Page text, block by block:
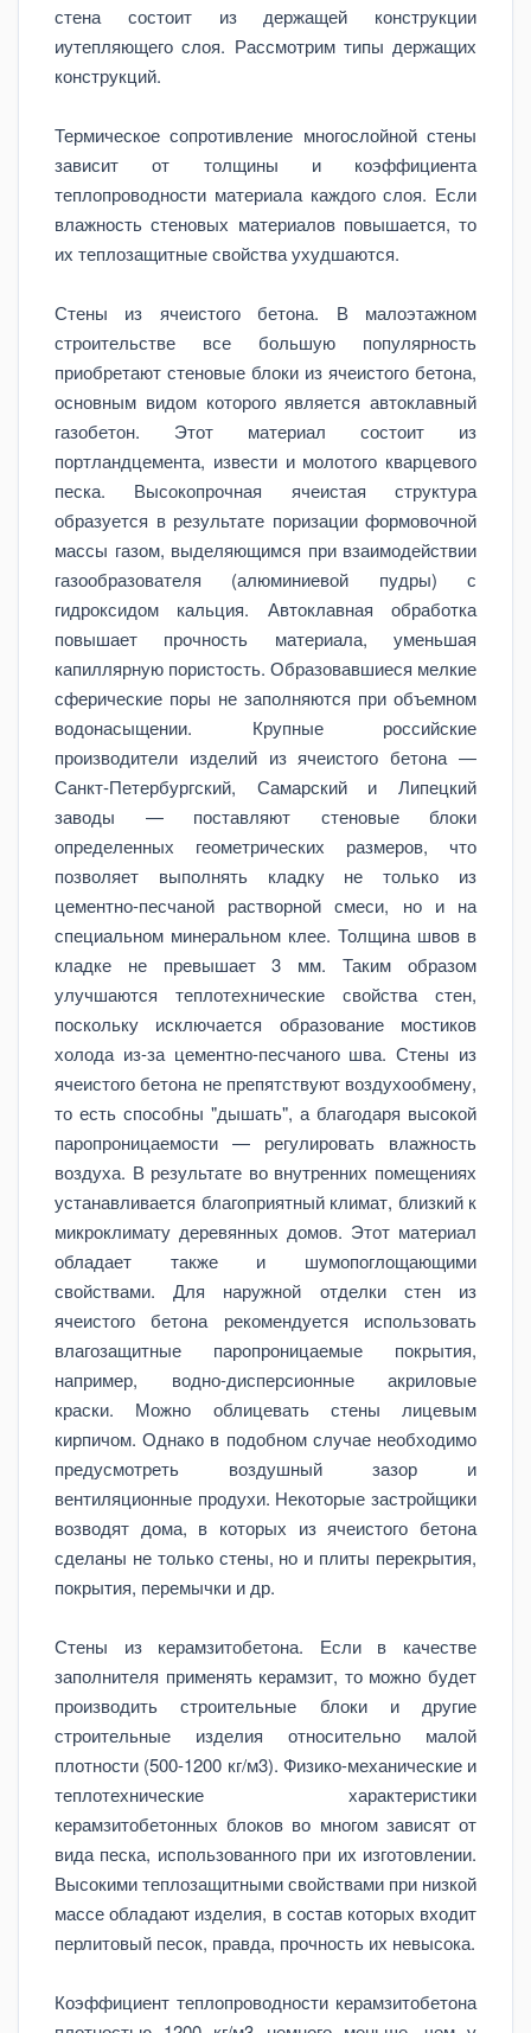
стена состоит из держащей конструкции
иутепляющего слоя. Рассмотрим типы держащих
конструкций.
Термическое сопротивление многослойной стены
зависит от толщины и коэффициента
теплопроводности материала каждого слоя. Если
влажность стеновых материалов повышается, то
их теплозащитные свойства ухудшаются.
Стены из ячеистого бетона. В малоэтажном
строительстве все большую популярность
приобретают стеновые блоки из ячеистого бетона,
основным видом которого является автоклавный
газобетон. Этот материал состоит из
портландцемента, извести и молотого кварцевого
песка. Высокопрочная ячеистая структура
образуется в результате поризации формовочной
массы газом, выделяющимся при взаимодействии
газообразователя (алюминиевой пудры) с
гидроксидом кальция. Автоклавная обработка
повышает прочность материала, уменьшая
капиллярную пористость. Образовавшиеся мелкие
сферические поры не заполняются при объемном
водонасыщении. Крупные российские
производители изделий из ячеистого бетона —
Санкт-Петербургский, Самарский и Липецкий
заводы — поставляют стеновые блоки
определенных геометрических размеров, что
позволяет выполнять кладку не только из
цементно-песчаной растворной смеси, но и на
специальном минеральном клее. Толщина швов в
кладке не превышает 3 мм. Таким образом
улучшаются теплотехнические свойства стен,
поскольку исключается образование мостиков
холода из-за цементно-песчаного шва. Стены из
ячеистого бетона не препятствуют воздухообмену,
то есть способны "дышать", а благодаря высокой
паропроницаемости — регулировать влажность
воздуха. В результате во внутренних помещениях
устанавливается благоприятный климат, близкий к
микроклимату деревянных домов. Этот материал
обладает также и шумопоглощающими
свойствами. Для наружной отделки стен из
ячеистого бетона рекомендуется использовать
влагозащитные паропроницаемые покрытия,
например, водно-дисперсионные акриловые
краски. Можно облицевать стены лицевым
кирпичом. Однако в подобном случае необходимо
предусмотреть воздушный зазор и
вентиляционные продухи. Некоторые застройщики
возводят дома, в которых из ячеистого бетона
сделаны не только стены, но и плиты перекрытия,
покрытия, перемычки и др.
Стены из керамзитобетона. Если в качестве
заполнителя применять керамзит, то можно будет
производить строительные блоки и другие
строительные изделия относительно малой
плотности (500-1200 кг/м3). Физико-механические и
теплотехнические характеристики
керамзитобетонных блоков во многом зависят от
вида песка, использованного при их изготовлении.
Высокими теплозащитными свойствами при низкой
массе обладают изделия, в состав которых входит
перлитовый песок, правда, прочность их невысока.
Коэффициент теплопроводности керамзитобетона